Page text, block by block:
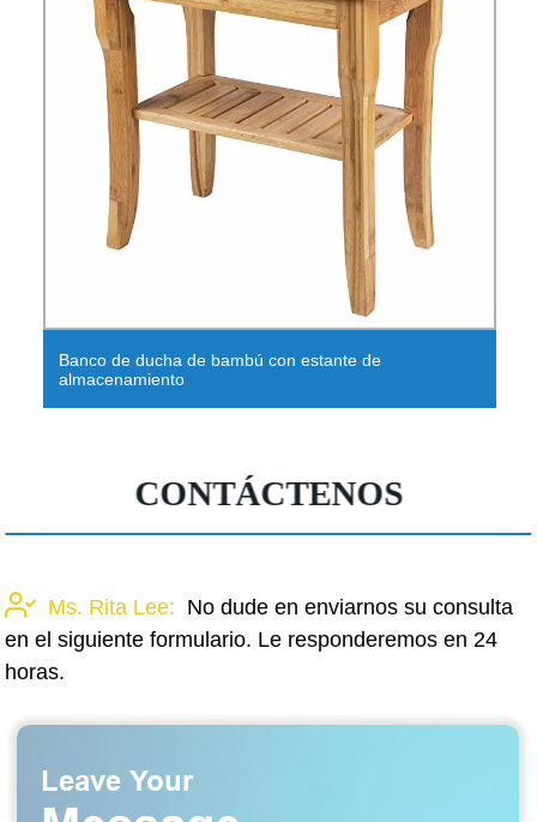
Banco de ducha de bambú con estante de
almacenamiento
CONTÁCTENOS
Ms. Rita Lee: No dude en enviarnos su consulta
en el siguiente formulario. Le responderemos en 24
horas.